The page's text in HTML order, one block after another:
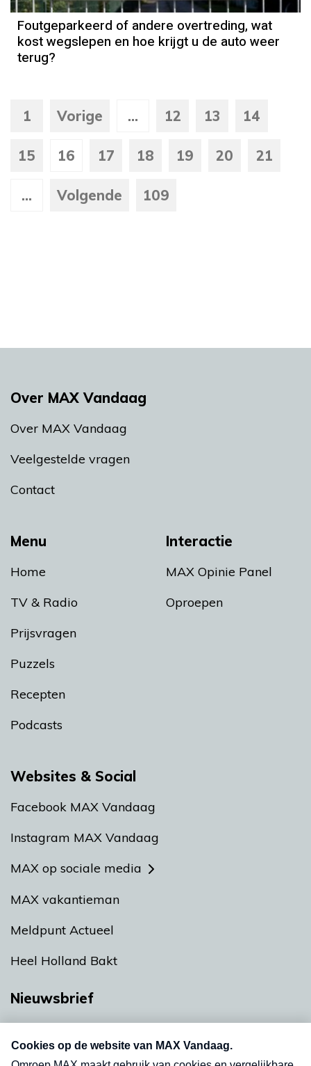
Foutgeparkeerd of andere overtreding, wat
kost wegslepen en hoe krijgt u de auto weer
terug?
1 Vorige ... 12 13 14
15 16 17 18 19 20 21
... Volgende 109
Menu
Home
TV & Radio
Prijsvragen
Puzzels
Recepten
Podcasts
Interactie
MAX Opinie Panel
Oproepen
Over MAX Vandaag
Over MAX Vandaag
Veelgestelde vragen
Contact
Websites & Social
Facebook MAX Vandaag
Instagram MAX Vandaag
MAX op sociale media
MAX vakantieman
Meldpunt Actueel
Heel Holland Bakt
Nieuwsbrief
nieuwsbrief. Elke vrijdag- en dinsdagochtend in
uw mailbox.